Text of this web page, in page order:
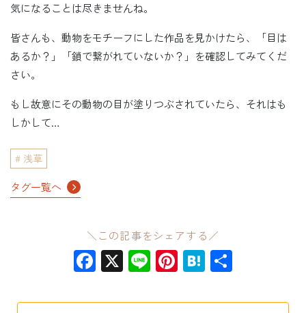
気になることは尽きませんね。
皆さんも、動物をモチーフにした作品を見かけたら、「目は
あるか？」「鎖で繋がれていないか？」を確認してみてくだ
さい。
もし故意にその動物の目が塗りつぶされていたら、それはも
しかして…
浅草
タグ一覧へ
＼この記事をシェアする／
Facebook
X LinePinterest
Hatena